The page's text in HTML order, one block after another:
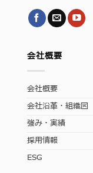
会社概要
会社概要
会社沿革・組織図
強み・実績
採用情報
ESG